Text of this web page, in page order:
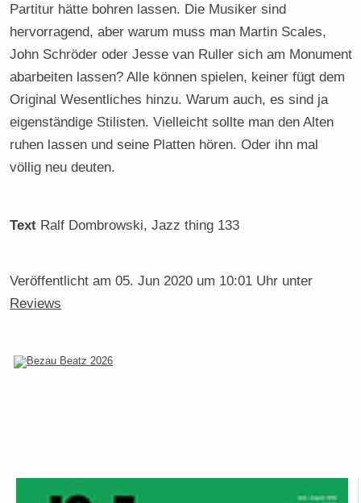
Partitur hätte bohren lassen. Die Musiker sind
hervorragend, aber warum muss man Martin Scales,
John Schröder oder Jesse van Ruller sich am Monument
abarbeiten lassen? Alle können spielen, keiner fügt dem
Original Wesentliches hinzu. Warum auch, es sind ja
eigenständige Stilisten. Vielleicht sollte man den Alten
ruhen lassen und seine Platten hören. Oder ihn mal
völlig neu deuten.
Text Ralf Dombrowski, Jazz thing 133
Veröffentlicht am05. Jun 2020 um 10:01 Uhr unter
Reviews